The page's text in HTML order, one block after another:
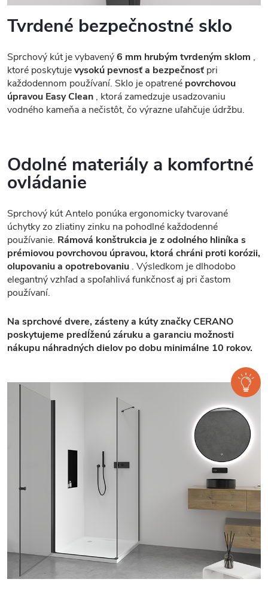
Tvrdené bezpečnostné sklo
Sprchový kút je vybavený6 mm hrubým tvrdeným sklom ,
ktoré poskytujevysokú pevnosť a bezpečnosť pri
každodennom používaní. Sklo je opatrené povrchovou
úpravou Easy Clean , ktorá zamedzuje usadzovaniu
vodného kameňa a nečistôt, čo výrazne uľahčuje údržbu.
Odolné materiály a komfortné
ovládanie
Sprchový kút Antelo ponúka ergonomicky tvarované
úchytky zo zliatiny zinku na pohodlné každodenné
používanie. Rámová konštrukcia je z odolného hliníka s
prémiovou povrchovou úpravou, ktorá chráni proti korózii,
olupovaniu a opotrebovaniu . Výsledkom je dlhodobo
elegantný vzhľad a spoľahlivá funkčnosť aj pri častom
používaní.
Na sprchové dvere, zásteny a kúty značky CERANO
poskytujeme predĺženú záruku a garanciu možnosti
nákupu náhradných dielov po dobu minimálne 10 rokov.